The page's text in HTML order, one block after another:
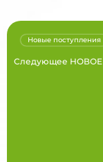
Следующее
Новые поступления